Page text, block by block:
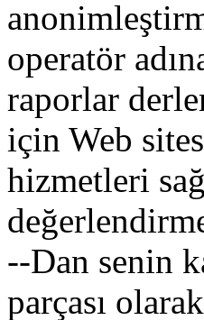
operatör
raporlar
için Web
hizmetleri
--Dan senin
parçası olarak